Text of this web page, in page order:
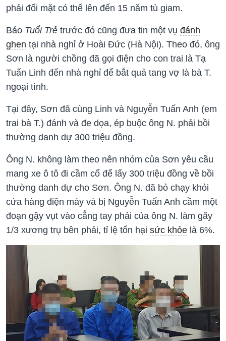
phải đối mặt có thể lên đến 15 năm tù giam.
Báo Tuổi Trẻ trước đó cũng đưa tin một vụ đánh
ghen tại nhà nghỉ ở Hoài Đức (Hà Nội). Theo đó, ông
Sơn là người chồng đã gọi điện cho con trai là Tạ
Tuấn Linh đến nhà nghỉ để bắt quả tang vợ là bà T.
ngoại tình.
Tại đây, Sơn đã cùng Linh và Nguyễn Tuấn Anh (em
trai bà T.) đánh và đe dọa, ép buộc ông N. phải bồi
thường danh dự 300 triệu đồng.
Ông N. không làm theo nên nhóm của Sơn yêu cầu
mang xe ô tô đi cầm cố để lấy 300 triệu đồng về bồi
thường danh dự cho Sơn. Ông N. đã bỏ chạy khỏi
cửa hàng điện máy và bị Nguyễn Tuấn Anh cầm một
đoạn gậy vụt vào cẳng tay phải của ông N. làm gãy
1/3 xương trụ bên phải, tỉ lệ tổn hại sức khỏe là 6%.